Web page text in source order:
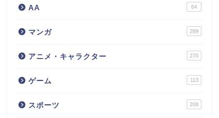
AA 64
マンガ 289
アニメ・キャラクター 270
ゲーム 113
スポーツ 208